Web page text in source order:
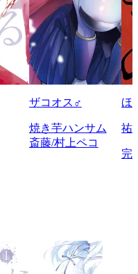
ザコオス♂
焼き芋ハンサム
斎藤/村上ペコ
ほ
祐
完